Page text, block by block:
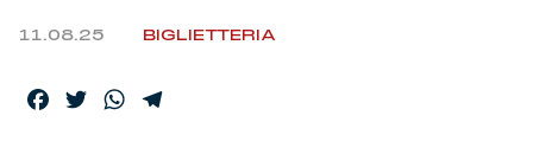
Fortissimo batte il mio cuor
11.08.25 BIGLIETTERIA
Facebook
TwitterWhatsApp